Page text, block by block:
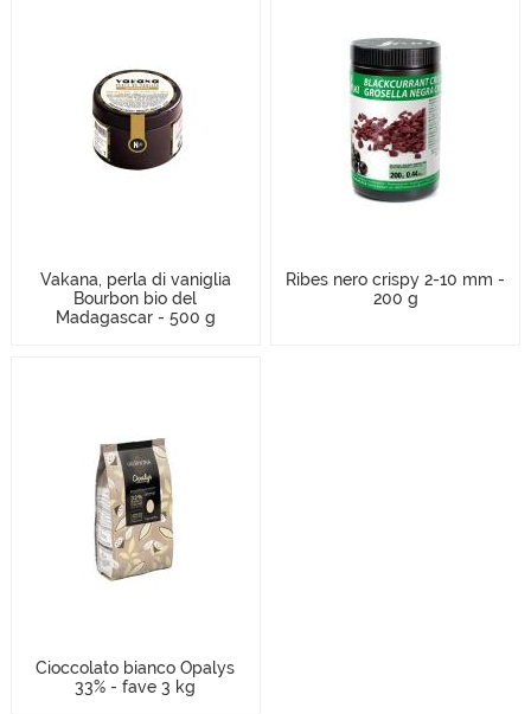
Vakana, perla di vaniglia
Bourbon bio del
Madagascar - 500 g
Ribes nero crispy 2-10 mm -
200 g
Cioccolato bianco Opalys
33% - fave 3 kg